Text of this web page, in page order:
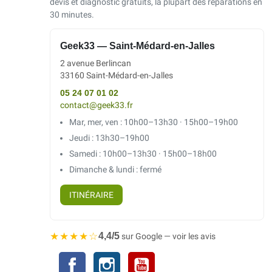
devis et diagnostic gratuits, la plupart des réparations en
30 minutes.
Geek33 — Saint-Médard-en-Jalles
2 avenue Berlincan
33160 Saint-Médard-en-Jalles
05 24 07 01 02
contact@geek33.fr
Mar, mer, ven : 10h00–13h30 · 15h00–19h00
Jeudi : 13h30–19h00
Samedi : 10h00–13h30 · 15h00–18h00
Dimanche & lundi : fermé
ITINÉRAIRE
★★★★☆4,4/5sur Google — voir les avis
Facebook Instagram